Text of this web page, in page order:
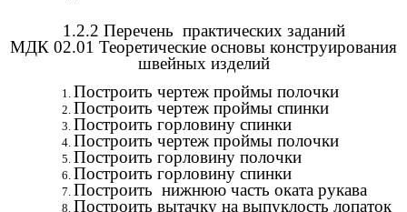
1.2.2 Перечень практических заданий
МДК 02.01 Теоретические основы конструирования
швейных изделий
Построить чертеж проймы полочки
Построить чертеж проймы спинки
Построить горловину спинки
Построить чертеж проймы полочки
Построить горловину полочки
Построить горловину спинки
Построить нижнюю часть оката рукава
Построить вытачку на выпуклость лопаток